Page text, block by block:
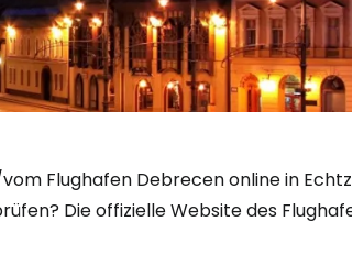
Flughafen Debrecen online in
Die offizielle Website des
bei